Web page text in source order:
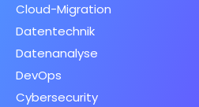
Cloud-Migration
Datentechnik
Datenanalyse
DevOps
Cybersecurity